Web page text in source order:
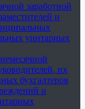
заработной
и
унитарных
их
бухгалтеров
и